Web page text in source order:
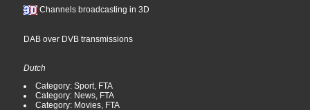
Channels broadcasting in 3D
DAB over DVB transmissions
Dutch
Category: Sport, FTA
Category: News, FTA
Category: Movies, FTA